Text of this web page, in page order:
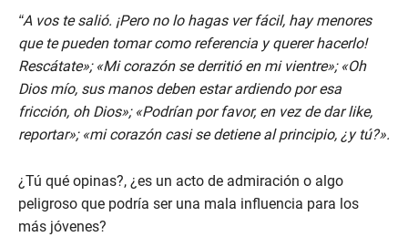
“A vos te salió. ¡Pero no lo hagas ver fácil, hay menores
que te pueden tomar como referencia y querer hacerlo!
Rescátate»; «Mi corazón se derritió en mi vientre»; «Oh
Dios mío, sus manos deben estar ardiendo por esa
fricción, oh Dios»; «Podrían por favor, en vez de dar like,
reportar»; «mi corazón casi se detiene al principio, ¿y tú?».
¿Tú qué opinas?, ¿es un acto de admiración o algo
peligroso que podría ser una mala influencia para los
más jóvenes?